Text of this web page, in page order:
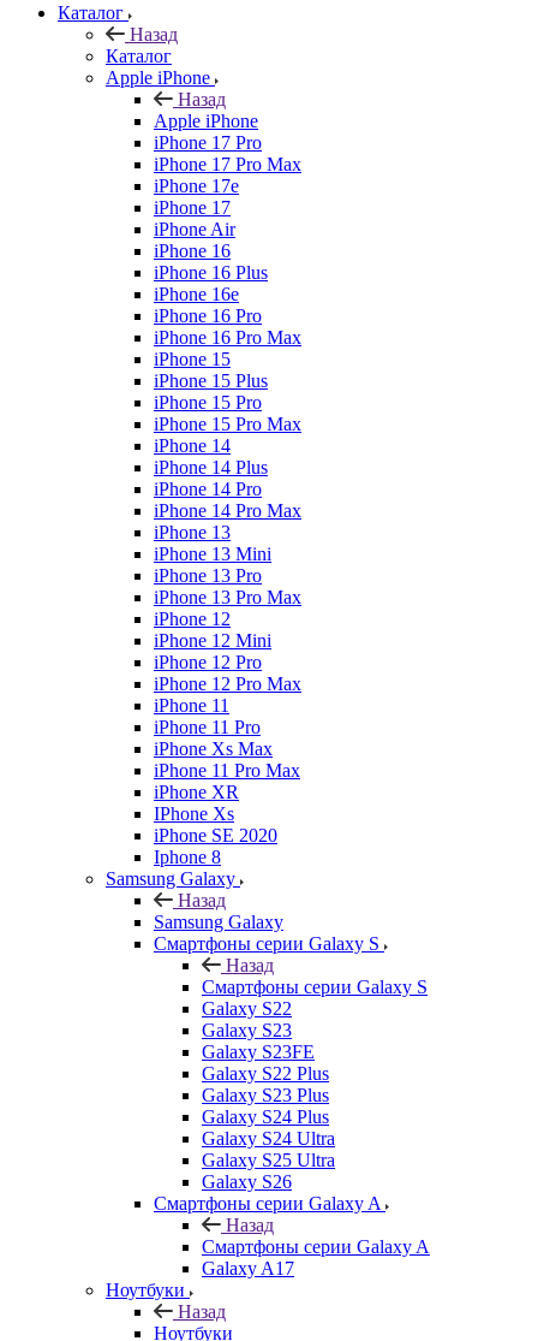
Каталог
Назад
Каталог
Apple iPhone
Назад
Apple iPhone
iPhone 17 Pro
iPhone 17 Pro Max
iPhone 17e
iPhone 17
iPhone Air
iPhone 16
iPhone 16 Plus
iPhone 16e
iPhone 16 Pro
iPhone 16 Pro Max
iPhone 15
iPhone 15 Plus
iPhone 15 Pro
iPhone 15 Pro Max
iPhone 14
iPhone 14 Plus
iPhone 14 Pro
iPhone 14 Pro Max
iPhone 13
iPhone 13 Mini
iPhone 13 Pro
iPhone 13 Pro Max
iPhone 12
iPhone 12 Mini
iPhone 12 Pro
iPhone 12 Pro Max
iPhone 11
iPhone 11 Pro
iPhone Xs Max
iPhone 11 Pro Max
iPhone XR
IPhone Xs
iPhone SE 2020
Iphone 8
Samsung Galaxy
Назад
Samsung Galaxy
Смартфоны серии Galaxy S
Назад
Смартфоны серии Galaxy S
Galaxy S22
Galaxy S23
Galaxy S23FE
Galaxy S22 Plus
Galaxy S23 Plus
Galaxy S24 Plus
Galaxy S24 Ultra
Galaxy S25 Ultra
Galaxy S26
Смартфоны серии Galaxy A
Назад
Смартфоны серии Galaxy A
Galaxy A17
Ноутбуки
Назад
Ноутбуки